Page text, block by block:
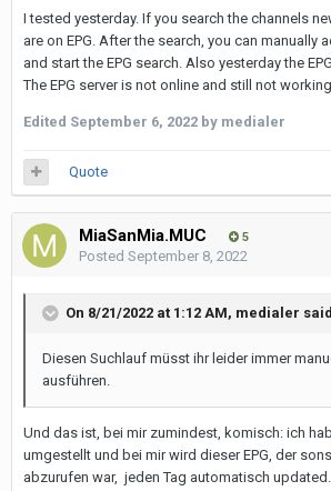
I tested yesterday. If you search the channels
are on EPG. After the search, you can manually
and start the EPG search. Also yesterday the
The EPG server is not online and still not
Edited September 6, 2022 by medialer
Quote
MiaSanMia.MUC 5
Posted September 8, 2022
On 8/21/2022 at 1:12 AM, medialer
Diesen Suchlauf müsst ihr leider immer
ausführen.
Und das ist, bei mir zumindest, komisch: ich
umgestellt und bei mir wird dieser EPG, der
abzurufen war, jeden Tag automatisch updated.